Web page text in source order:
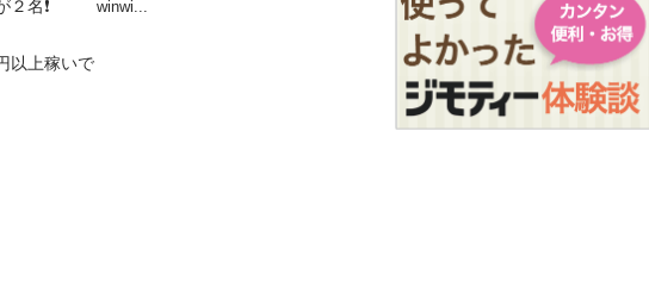
名❗️
以上稼いで
winwi...